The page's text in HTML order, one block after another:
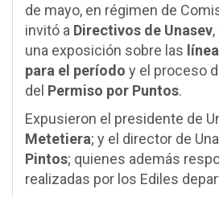
de mayo, en régimen de
invitó a Directivos de Unasev
una exposición sobre las
para el período y el proceso
del Permiso por Puntos.
Expusieron el presidente de
Metetiera; y el director de
Pintos; quienes además
realizadas por los Ediles